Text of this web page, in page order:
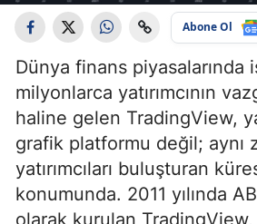
Abone Ol
Dünya finans piyasalarında
milyonlarca yatırımcının
haline gelen TradingView,
grafik platformu değil; aynı
yatırımcıları buluşturan
konumunda. 2011 yılında
olarak kurulan